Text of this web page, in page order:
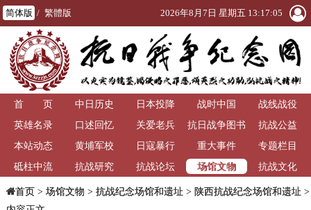
简体版 / 繁體版 2026年8月7日 星期五 13:17:05
首 页 中日历史 日本投降 战时中国
战线战役
英雄名录
口述回忆 关爱老兵
抗日战争图书
馆
抗战公益
本站动态
黄埔军校 日寇暴行 重大事件
专题栏目
砥柱中流
抗战研究 抗战论坛 场馆文物 抗战文化
首页> 场馆文物 > 抗战纪念场馆和遗址 > 陕西抗战纪念场馆和遗址 >